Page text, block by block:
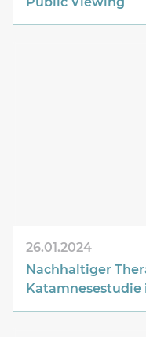
26.01.2024
Nachhaltiger
Katamnesestudie